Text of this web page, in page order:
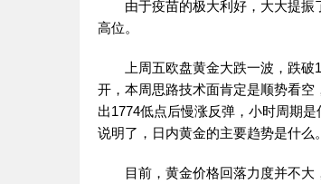
由于疫苗的极大利好，大大提振
高位。
上周五欧盘黄金大跌一波，跌破
开，本周思路技术面肯定是顺势看
出1774低点后慢涨反弹，小时周期
说明了，日内黄金的主要趋势是什么。
目前，黄金价格回落力度并不大